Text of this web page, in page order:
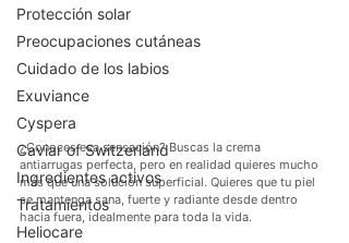
Protección solar
Preocupaciones cutáneas
Cuidado de los labios
Exuviance
Cyspera
Caviar of Switzerland
Ingredientes activos
Tratamientos
Heliocare
¿Conoces esa sensación? Buscas la crema
antiarrugas perfecta, pero en realidad quieres mucho
más que una solución superficial. Quieres que tu piel
se mantenga sana, fuerte y radiante desde dentro
hacia fuera, idealmente para toda la vida.